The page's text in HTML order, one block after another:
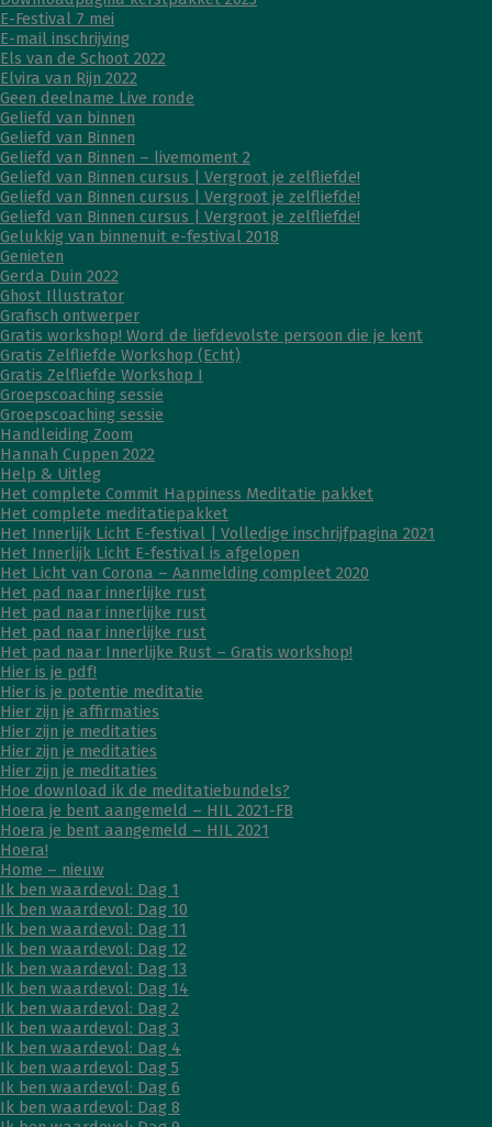
E-Festival 7 mei
E-mail inschrijving
Els van de Schoot 2022
Elvira van Rijn 2022
Geen deelname Live ronde
Geliefd van binnen
Geliefd van Binnen
Geliefd van Binnen – livemoment 2
Geliefd van Binnen cursus | Vergroot je zelfliefde!
Geliefd van Binnen cursus | Vergroot je zelfliefde!
Geliefd van Binnen cursus | Vergroot je zelfliefde!
Gelukkig van binnenuit e-festival 2018
Genieten
Gerda Duin 2022
Ghost Illustrator
Grafisch ontwerper
Gratis workshop! Word de liefdevolste persoon die je kent
Gratis Zelfliefde Workshop (Echt)
Gratis Zelfliefde Workshop I
Groepscoaching sessie
Groepscoaching sessie
Handleiding Zoom
Hannah Cuppen 2022
Help & Uitleg
Het complete Commit Happiness Meditatie pakket
Het complete meditatiepakket
Het Innerlijk Licht E-festival | Volledige inschrijfpagina 2021
Het Innerlijk Licht E-festival is afgelopen
Het Licht van Corona – Aanmelding compleet 2020
Het pad naar innerlijke rust
Het pad naar innerlijke rust
Het pad naar innerlijke rust
Het pad naar Innerlijke Rust – Gratis workshop!
Hier is je pdf!
Hier is je potentie meditatie
Hier zijn je affirmaties
Hier zijn je meditaties
Hier zijn je meditaties
Hier zijn je meditaties
Hoe download ik de meditatiebundels?
Hoera je bent aangemeld – HIL 2021-FB
Hoera je bent aangemeld – HIL 2021
Hoera!
Home – nieuw
Ik ben waardevol: Dag 1
Ik ben waardevol: Dag 10
Ik ben waardevol: Dag 11
Ik ben waardevol: Dag 12
Ik ben waardevol: Dag 13
Ik ben waardevol: Dag 14
Ik ben waardevol: Dag 2
Ik ben waardevol: Dag 3
Ik ben waardevol: Dag 4
Ik ben waardevol: Dag 5
Ik ben waardevol: Dag 6
Ik ben waardevol: Dag 8